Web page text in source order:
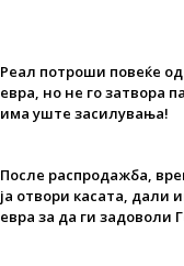
Реал потроши повеќе
евра, но не го затвора
има уште засилувања!
После распродажба,
ја отвори касата, дали
евра за да ги задоволи